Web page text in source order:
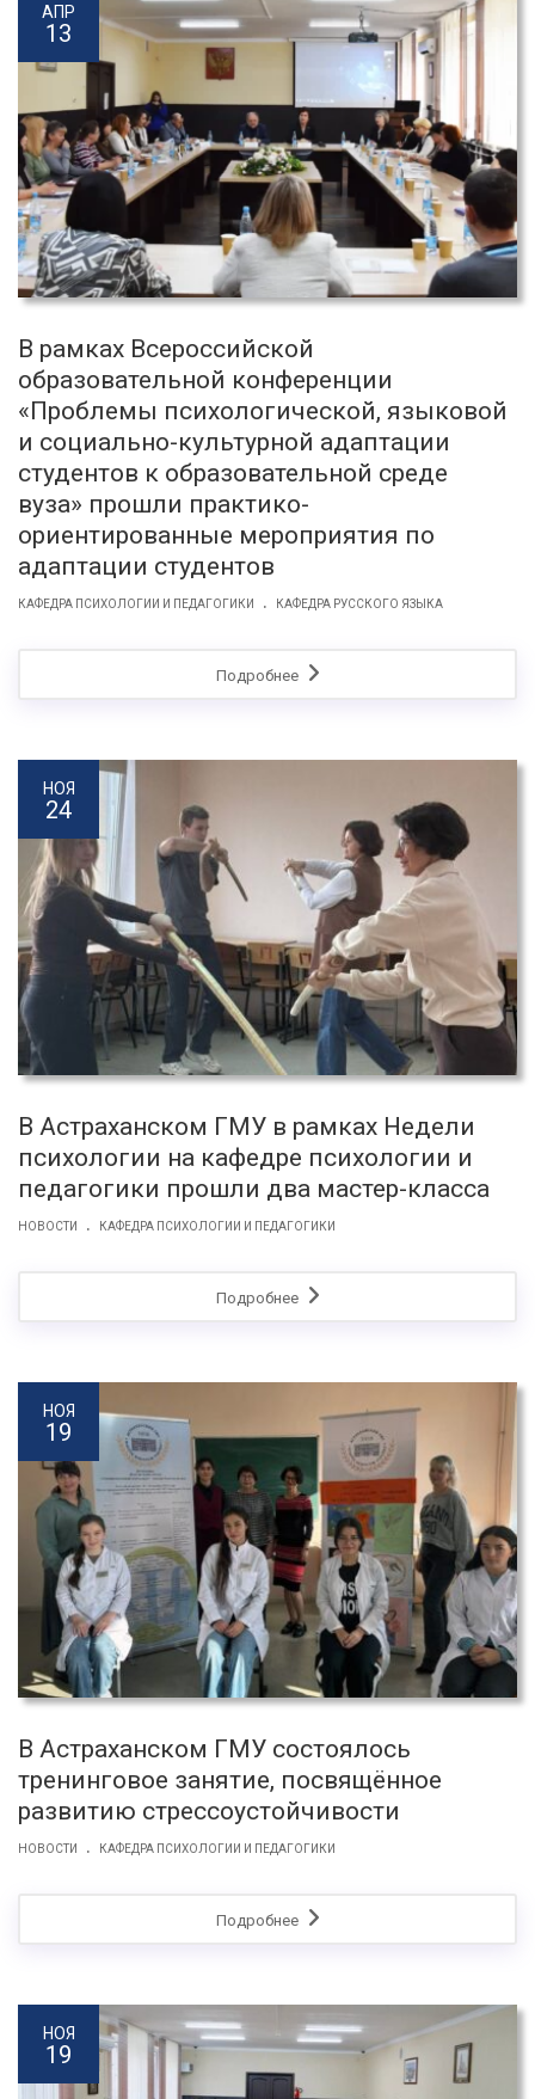
АПР
13
В рамках Всероссийской
образовательной конференции
«Проблемы психологической, языковой
и социально-культурной адаптации
студентов к образовательной среде
вуза» прошли практико-
ориентированные мероприятия по
адаптации студентов
КАФЕДРА ПСИХОЛОГИИ И ПЕДАГОГИКИ . КАФЕДРА РУССКОГО ЯЗЫКА
Подробнее
НОЯ
24
В Астраханском ГМУ в рамках Недели
психологии на кафедре психологии и
педагогики прошли два мастер-класса
НОВОСТИ . КАФЕДРА ПСИХОЛОГИИ И ПЕДАГОГИКИ
Подробнее
НОЯ
19
В Астраханском ГМУ состоялось
тренинговое занятие, посвящённое
развитию стрессоустойчивости
НОВОСТИ . КАФЕДРА ПСИХОЛОГИИ И ПЕДАГОГИКИ
Подробнее
НОЯ
19